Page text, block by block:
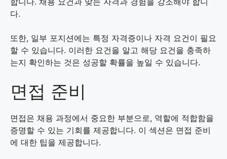
다.
또한, 일부 포지션에는 특정 자격증이나 자격 요건이 필요
할 수 있습니다. 이러한 요건을 알고 해당 요건을 충족하
는지 확인하는 것은 성공할 확률을 높일 수 있습니다.
면접 준비
면접은 채용 과정에서 중요한 부분으로, 역할에 적합함을
증명할 수 있는 기회를 제공합니다. 이 섹션은 면접 준비
에 대한 팁을 제공합니다.